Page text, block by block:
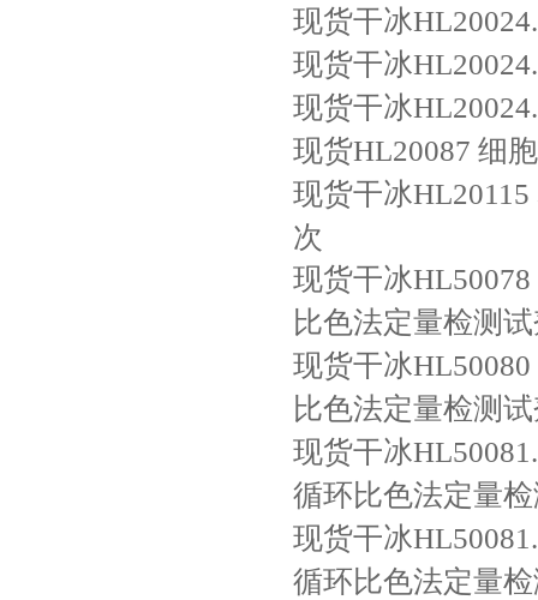
现货干冰
现货干冰
现货干冰
现货HL20087 细
现货干冰HL20115
次
现货干冰HL50078
比色法定量检测
现货干冰HL50080
比色法定量检测
现货干冰
循环比色法定量
现货干冰
循环比色法定量